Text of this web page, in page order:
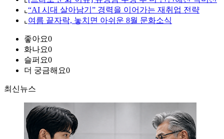
⌞ “AI 시대 살아남기” 경력을 이어가는 재취업 전략
⌞ 여름 끝자락, 놓치면 아쉬운 8월 문화소식
좋아요0
화나요0
슬퍼요0
더 궁금해요0
최신뉴스